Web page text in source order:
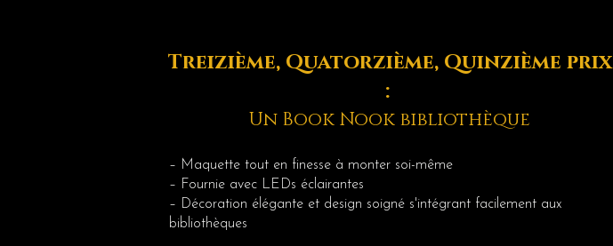
Treizième,Quatorzième, Quinzième prix
:
Un Book Nook bibliothèque
– Maquette tout en finesse à monter soi-même
– Fournie avec LEDs éclairantes
– Décoration élégante et design soigné s'intégrant facilement aux
bibliothèques